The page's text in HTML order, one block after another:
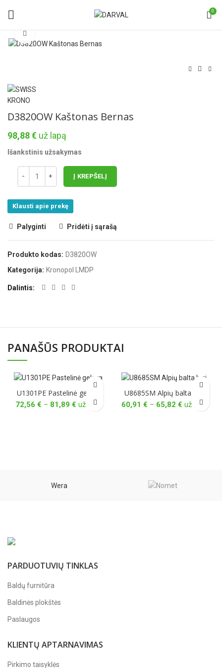
0
D3820OW Kaštonas Bernas
98,88€ už lapą
Išankstinis užsakymas
Į KREPŠELĮ
Klausti apie prekę
Palyginti Pridėti į sąrašą
Produkto kodas: D3820OW
Kategorija: Kronopol LMDP
Dalintis
PANAŠŪS PRODUKTAI
U1301PE Pastelinė gelsva
72,56 € – 81,89 €Price
už lapą
U8685SM Alpių balta lygi
60,91 € – 65,82 €Price
už lapą
Wera
PARDUOTUVIŲ TINKLAS
Baldų furnitūra
Baldinės plokštės
Paslaugos
KLIENTŲ APTARNAVIMAS
Pirkimo taisyklės